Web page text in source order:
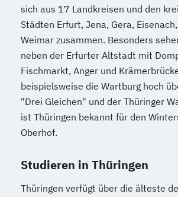
sich aus 17 Landkreisen und den
Städten Erfurt, Jena, Gera,
Weimar zusammen. Besonders
neben der Erfurter Altstadt mit
Fischmarkt, Anger und
beispielsweise die Wartburg hoch
"Drei Gleichen" und der Thüringer
ist Thüringen bekannt für den
Oberhof.
Studieren in Thüringen
Thüringen verfügt über die älteste